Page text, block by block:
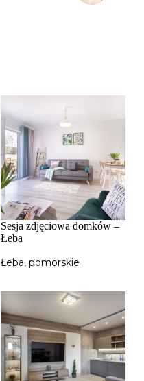
Sesja zdjęciowa domków –
Łeba
Łeba, pomorskie